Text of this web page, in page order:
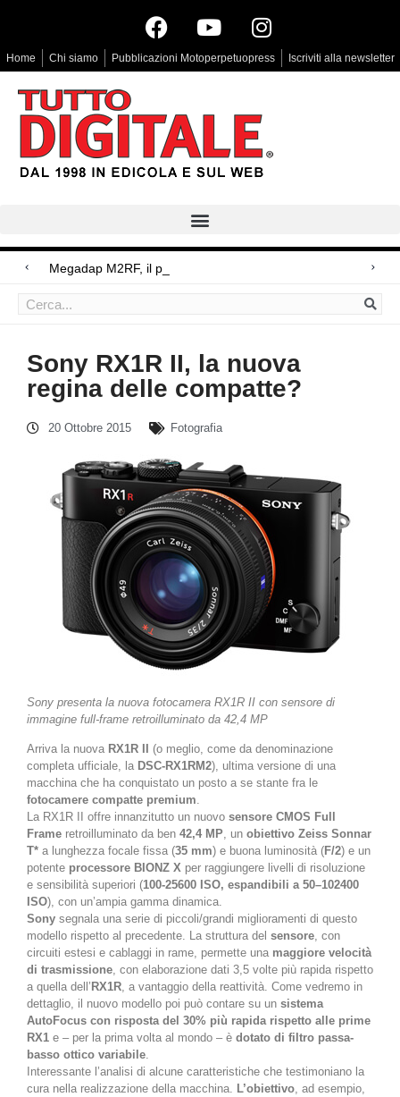
Home Chi siamo Pubblicazioni Motoperpetuopress Iscriviti alla newsletter
Megadap M2RF, il primo adattatore autof
Arri Rental, evoluzioni in arrivo
Sony RX1R II, la nuova
regina delle compatte?
20 Ottobre 2015 Fotografia
Sony presenta la nuova fotocamera RX1R II con sensore di
immagine full-frame retroilluminato da 42,4 MP
Arriva la nuova RX1R II
(o meglio, come da denominazione
completa ufficiale, la DSC-RX1RM2), ultima versione di una
macchina che ha conquistato un posto a se stante fra le
fotocamere compatte premium.
La RX1R II offre innanzitutto un nuovo sensore CMOS Full
Frame retroilluminato da ben 42,4 MP, un obiettivo Zeiss Sonnar
T* a lunghezza focale fissa (35 mm) e buona luminosità (F/2) e un
potente processore BIONZ X per raggiungere livelli di risoluzione
e sensibilità superiori (100-25600 ISO, espandibili a 50–102400
ISO), con un’ampia gamma dinamica.
Sony segnala una serie di piccoli/grandi miglioramenti di questo
modello rispetto al precedente. La struttura del sensore, con
circuiti estesi e cablaggi in rame, permette una maggiore velocità
di trasmissione, con elaborazione dati 3,5 volte più rapida rispetto
a quella dell’ RX1R, a vantaggio della reattività. Come vedremo in
dettaglio, il nuovo modello poi può contare su un sistema
AutoFocus con risposta del 30% più rapida rispetto alle prime
RX1 e – per la prima volta al mondo – è dotato di filtro passa-
basso ottico variabile.
Interessante l’analisi di alcune caratteristiche che testimoniano la
cura nella realizzazione della macchina. L’obiettivo, ad esempio,